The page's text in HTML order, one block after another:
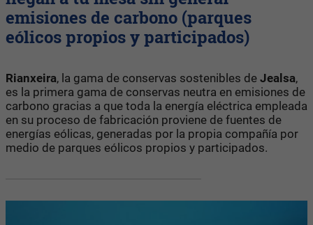
emisiones de carbono (parques
eólicos propios y participados)
Rianxeira, la gama de conservas sostenibles de Jealsa,
es la primera gama de conservas neutra en emisiones de
carbono gracias a que toda la energía eléctrica empleada
en su proceso de fabricación proviene de fuentes de
energías eólicas, generadas por la propia compañía por
medio de parques eólicos propios y participados.